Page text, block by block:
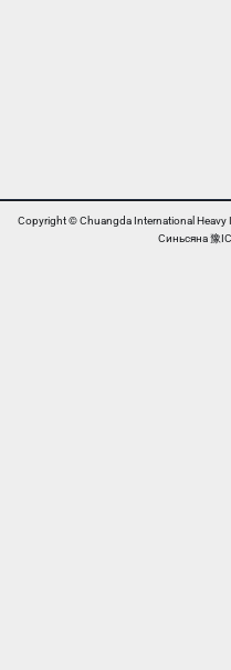
Copyright © Chuangda International Heavy
Синьсяна 豫